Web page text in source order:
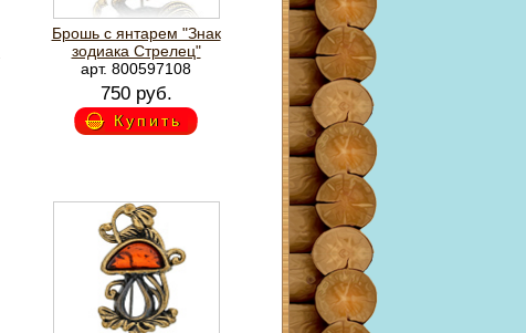
Брошь с янтарем "Знак
зодиака Стрелец"
арт. 800597108
750 руб.
Купить